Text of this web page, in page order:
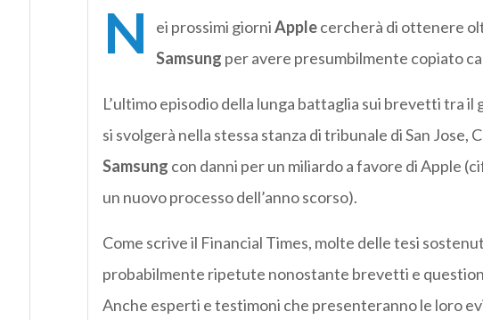
N ei prossimi giorniApplecercherà di ottenere
Samsung per avere presumbilmente copiato
L’ultimo episodio della lunga battaglia sui brevetti tra
si svolgerà nella stessa stanza di tribunale di San Jose,
Samsung con danni per un miliardo a favore di Apple
un nuovo processo dell’anno scorso).
Come scrive il Financial Times, molte delle tesi
probabilmente ripetute nonostante brevetti e
Anche esperti e testimoni che presenteranno le loro